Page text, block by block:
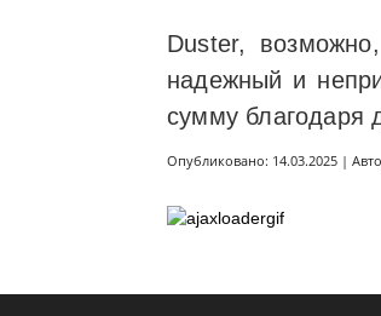
Duster,
надежный и
сумму благодаря
Опубликовано: 14.03.2025 |